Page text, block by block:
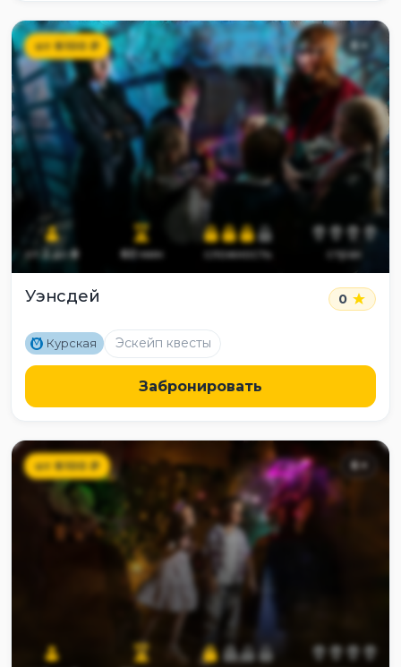
от8100₽ 6 +
от 2 до8 60мин сложность страх
Уэнсдей 0
M Курская Эскейп квесты
Забронировать
от8100₽ 6+